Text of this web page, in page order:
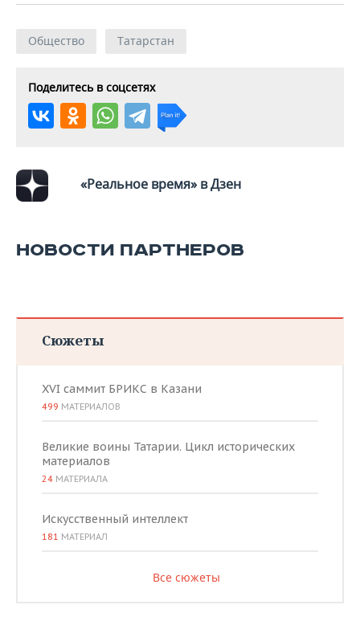
Общество Татарстан
Поделитесь в соцсетях
«Реальное время» в Дзен
НОВОСТИ ПАРТНЕРОВ
Сюжеты
XVI саммит БРИКС в Казани
499 МАТЕРИАЛОВ
Великие воины Татарии. Цикл исторических
материалов
24 МАТЕРИАЛА
Искусственный интеллект
181 МАТЕРИАЛ
Все сюжеты